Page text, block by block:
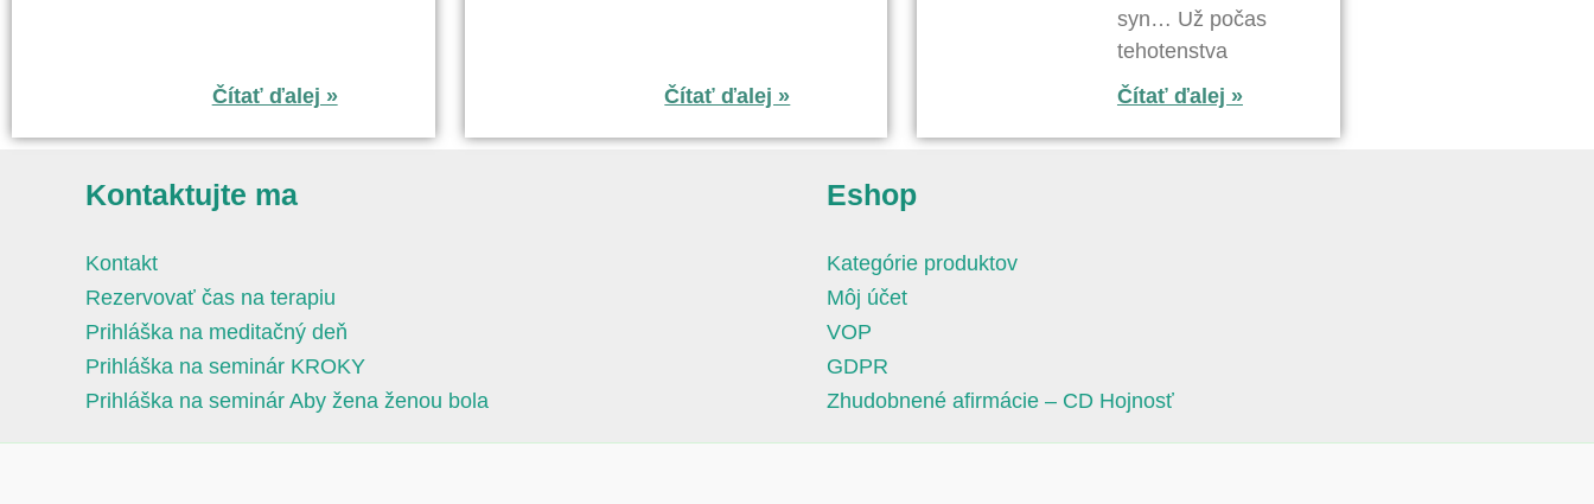
Čítať ďalej » Čítať ďalej »
syn… Už počas
tehotenstva
Čítať ďalej »
Kontaktujte ma
Kontakt
Rezervovať čas na terapiu
Prihláška na meditačný deň
Prihláška na seminár KROKY
Prihláška na seminár Aby žena ženou bola
Eshop
Kategórie produktov
Môj účet
VOP
GDPR
Zhudobnené afirmácie – CD Hojnosť